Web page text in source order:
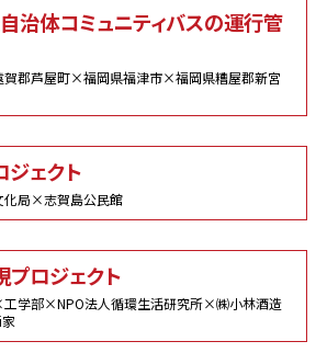
治体コミュニティバスの運行管
郡芦屋町×福岡県福津市×福岡県糟屋郡新宮
ェクト
局×志賀島公民館
ロジェクト
学部×NPO法人循環生活研究所×㈱小林酒造